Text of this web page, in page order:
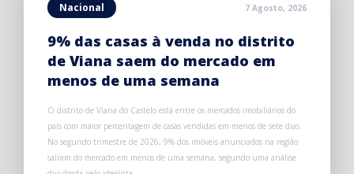
Nacional 7 Agosto, 2026
9% das casas à venda no distrito
de Viana saem do mercado em
menos de uma semana
O distrito de Viana do Castelo está entre os mercados imobiliários do
país com maior percentagem de casas vendidas em menos de sete dias.
No segundo trimestre de 2026, 9% dos imóveis anunciados na região
saíram do mercado em menos de uma semana, segundo uma análise